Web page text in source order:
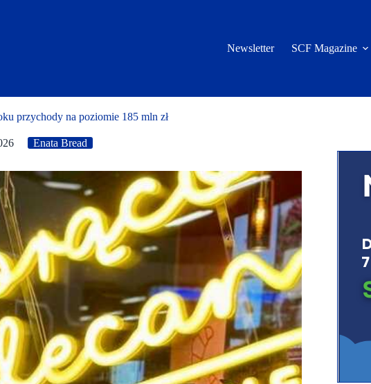
Newsletter SCF Magazine
przychody na poziomie 185 mln zł
Enata Bread